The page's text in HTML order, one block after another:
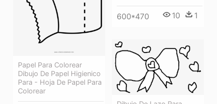
600*470 10 1
Papel Para Colorear
Dibujo De Papel Higienico
Para - Hoja De Papel Para
Colorear